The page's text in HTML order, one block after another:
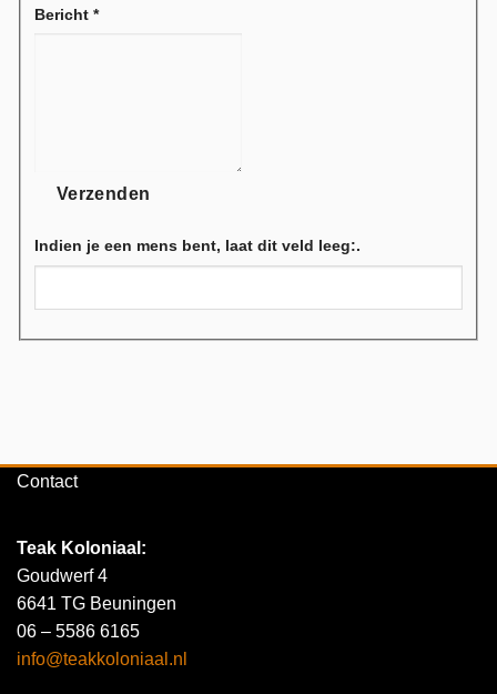
Bericht *
Verzenden
Indien je een mens bent, laat dit veld leeg:.
Contact
Teak Koloniaal :
Goudwerf 4
6641 TG Beuningen
06 – 5586 6165
info@teakkoloniaal.nl